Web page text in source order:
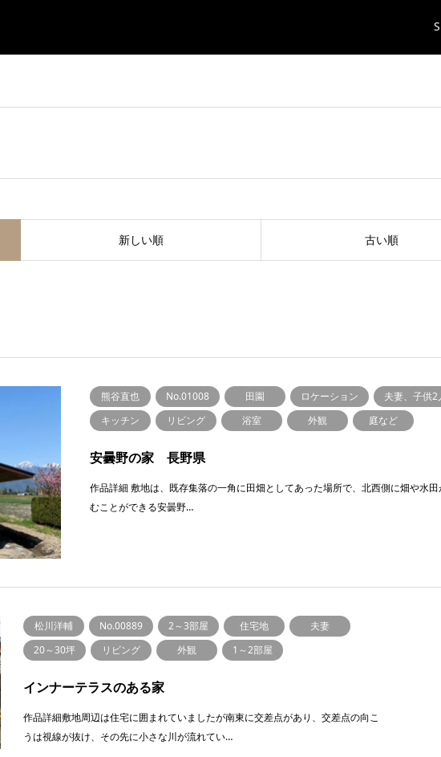
新しい順 古い順
熊谷直也 No.01008 田園 ロケーション
夫妻、子供2
キッチン
リビング 浴室 外観 庭など
安曇野の家 長野県
作品詳細 敷地は、既存集落の一角に田畑としてあった場所で、北西側に畑や水
むことができる安曇野…
松川洋輔 No.00889 2～3部屋 住宅地
夫妻
20～30坪
リビング 外観 1～2部屋
インナーテラスのある家
作品詳細敷地周辺は住宅に囲まれていましたが南東に交差点があり、交差点の向こ
うは視線が抜け、その先に小さな川が流れてい…